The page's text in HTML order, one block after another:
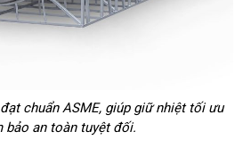
chuẩn ASME, giúp giữ nhiệt tối ưu
bảo an toàn tuyệt đối.